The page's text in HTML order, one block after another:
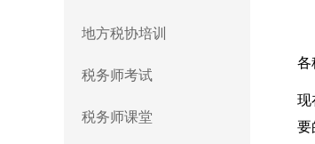
地方税协培训
税务师考试
税务师课堂
各
现
要